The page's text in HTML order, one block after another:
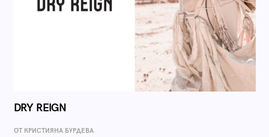
DRY REIGN
ОТ КРИСТИЯНА БУРДЕВА